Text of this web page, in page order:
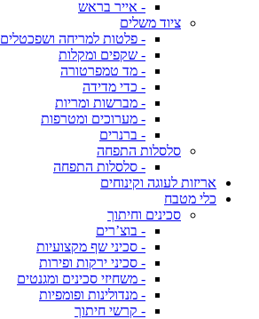
- אייר בראש
ציוד משלים
- פלטות למריחה ושפכטלים
- שקפים ומקלות
- מד טמפרטורה
- כדי מדידה
- מברשות ומריות
- מערוכים ומטרפות
- ברנרים
סלסלות התפחה
- סלסלות התפחה
אריזות לעוגה וקינוחים
כלי מטבח
סכינים וחיתוך
- בוצ’רים
- סכיני שף מקצועיות
- סכיני ירקות ופירות
- משחיזי סכינים ומגנטים
- מנדולינות ופומפיות
- קרשי חיתוך